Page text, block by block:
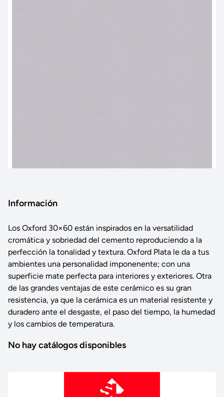
Información
Los Oxford 30×60 están inspirados en la versatilidad
cromática y sobriedad del cemento reproduciendo a la
perfección la tonalidad y textura. Oxford Plata le da a tus
ambientes una personalidad imponenente; con una
superficie mate perfecta para interiores y exteriores. Otra
de las grandes ventajas de este cerámico es su gran
resistencia, ya que la cerámica es un material resistente y
duradero ante el desgaste, el paso del tiempo, la humedad
y los cambios de temperatura.
No hay catálogos disponibles